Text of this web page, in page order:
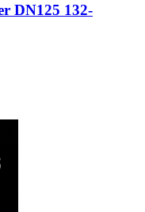
DN125 132-